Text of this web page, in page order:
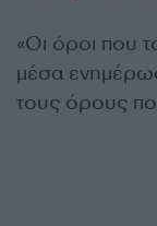
«Οι όροι που
μέσα
τους όρους